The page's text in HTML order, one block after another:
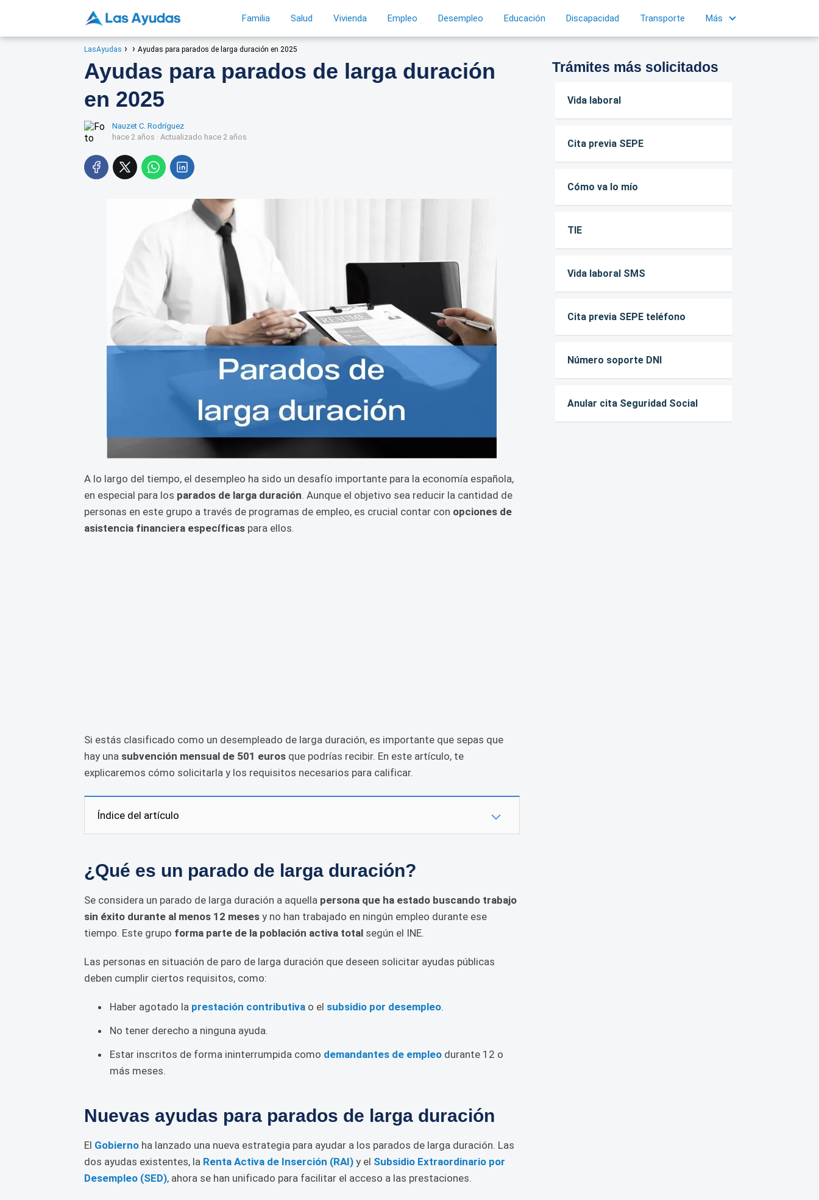
Familia Salud Vivienda Empleo Desempleo Educación Discapacidad Transporte Más
LasAyudas Ayudas para parados de larga duración en 2025
Ayudas para parados de larga duración
en 2025
Nauzet C. Rodríguez
hace 2 años · Actualizado hace 2 años
A lo largo del tiempo, el desempleo ha sido un desafío importante para la economía española,
en especial para los parados de larga duración. Aunque el objetivo sea reducir la cantidad de
personas en este grupo a través de programas de empleo, es crucial contar con opciones de
asistencia financiera específicas para ellos.
Si estás clasificado como un desempleado de larga duración, es importante que sepas que
hay una subvención mensual de 501 euros que podrías recibir. En este artículo, te
explicaremos cómo solicitarla y los requisitos necesarios para calificar.
Índice del artículo
¿Qué es un parado de larga duración?
Se considera un parado de larga duración a aquella persona que ha estado buscando trabajo
sin éxito durante al menos 12 meses y no han trabajado en ningún empleo durante ese
tiempo. Este grupo forma parte de la población activa total según el INE.
Las personas en situación de paro de larga duración que deseen solicitar ayudas públicas
deben cumplir ciertos requisitos, como:
Haber agotado la prestación contributiva o el subsidio por desempleo.
No tener derecho a ninguna ayuda.
Estar inscritos de forma ininterrumpida como demandantes de empleo durante 12 o
más meses.
Nuevas ayudas para parados de larga duración
El Gobierno ha lanzado una nueva estrategia para ayudar a los parados de larga duración. Las
dos ayudas existentes, la Renta Activa de Inserción (RAI) y el Subsidio Extraordinario por
Desempleo (SED), ahora se han unificado para facilitar el acceso a las prestaciones.
Trámites más solicitados
Vida laboral
Cita previa SEPE
Cómo va lo mío
TIE
Vida laboral SMS
Cita previa SEPE teléfono
Número soporte DNI
Anular cita Seguridad Social